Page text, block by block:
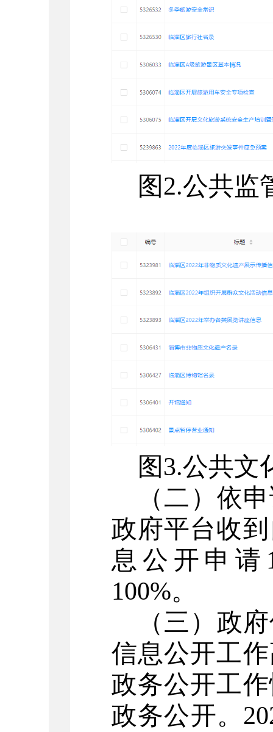
图2.公共监
图 3.公共文
（二）依
政府平台收
息公开申请
100%。
（三）政
信息公开工
政务公开工
政务公开。